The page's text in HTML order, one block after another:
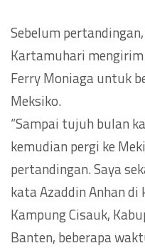
Sebelum
Kartamuhari
Ferry Moniaga untuk
Meksiko.
“Sampai tujuh bulan
kemudian pergi ke
pertandingan. Saya
kata Azaddin Anhan
Kampung Cisauk,
Banten, beberapa